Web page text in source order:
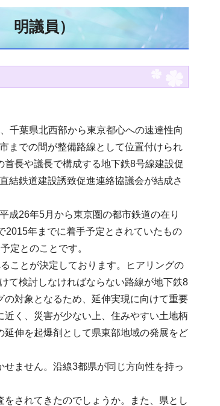
明議員）
千葉県北西部から東京都心への速達性向
までの間が整備路線として位置付けられ
長や議長で構成する地下鉄8号線建設促
結鉄道建設誘致促進連絡協議会が結成さ
成26年5月から東京圏の都市鉄道の在り
2015年までに着手予定とされていたもの
定とのことです。
ことが決定しております。ヒアリングの
て検討しなければならない路線が地下鉄8
対象となるため、延伸実現に向けて重要
く、災害が少ない上、住みやすい土地柄
伸を起爆剤として県東部地域の発展をど
ません。沿線3都県が同じ方向性を持っ
されてきたのでしょうか。また、県とし